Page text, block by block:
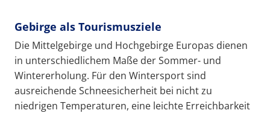
Gebirge als Tourismusziele
Die Mittelgebirge und Hochgebirge Europas dienen
in unterschiedlichem Maße der Sommer- und
Wintererholung. Für den Wintersport sind
ausreichende Schneesicherheit bei nicht zu
niedrigen Temperaturen, eine leichte Erreichbarkeit